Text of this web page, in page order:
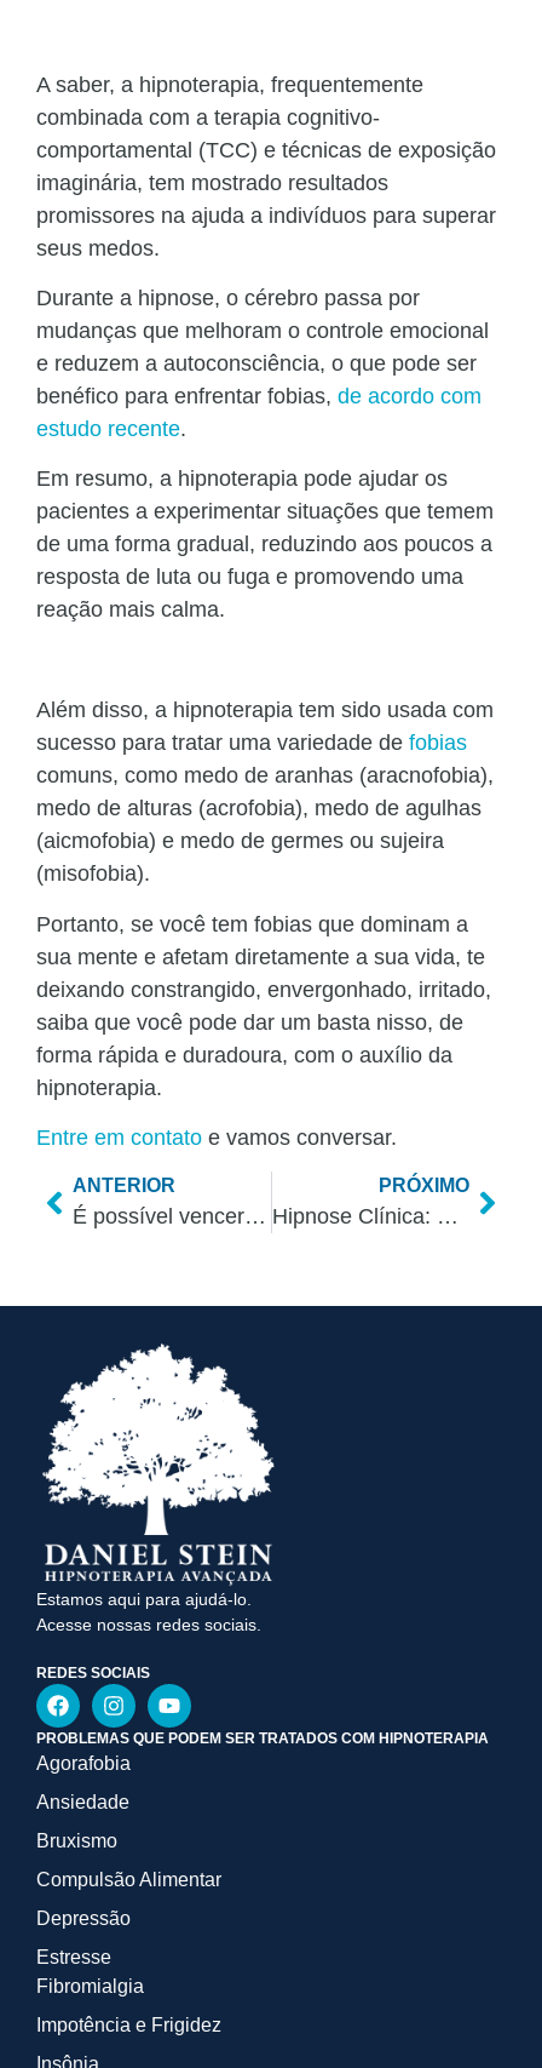
A saber, a hipnoterapia, frequentemente
combinada com a terapia cognitivo-
comportamental (TCC) e técnicas de exposição
imaginária, tem mostrado resultados
promissores na ajuda a indivíduos para superar
seus medos.
Durante a hipnose, o cérebro passa por
mudanças que melhoram o controle emocional
e reduzem a autoconsciência, o que pode ser
benéfico para enfrentar fobias​, de acordo com
estudo recente.
Em resumo, a hipnoterapia pode ajudar os
pacientes a experimentar situações que temem
de uma forma gradual, reduzindo aos poucos a
resposta de luta ou fuga e promovendo uma
reação mais calma.
Além disso, a hipnoterapia tem sido usada com
sucesso para tratar uma variedade de fobias
comuns, como medo de aranhas (aracnofobia),
medo de alturas (acrofobia), medo de agulhas
(aicmofobia) e medo de germes ou sujeira
(misofobia).
Portanto, se você tem fobias que dominam a
sua mente e afetam diretamente a sua vida, te
deixando constrangido, envergonhado, irritado,
saiba que você pode dar um basta nisso, de
forma rápida e duradoura, com o auxílio da
hipnoterapia.
Entre em contato e vamos conversar.
ANTERIOR
É possível vencer a timidez com a hipnose?
PRÓXIMO
Hipnose Clínica: Entenda a diferença para a hipnose de palco
Estamos aqui para ajudá-lo.
Acesse nossas redes sociais.
REDES SOCIAIS
PROBLEMAS QUE PODEM SER TRATADOS COM HIPNOTERAPIA
Agorafobia
Ansiedade
Bruxismo
Compulsão Alimentar
Depressão
Estresse
Fibromialgia
Impotência e Frigidez